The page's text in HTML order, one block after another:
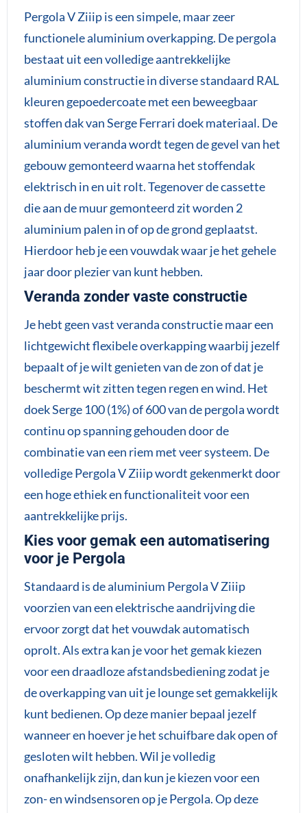
Pergola V Ziiip is een simpele, maar zeer
functionele aluminium overkapping. De pergola
bestaat uit een volledige aantrekkelijke
aluminium constructie in diverse standaard RAL
kleuren gepoedercoate met een beweegbaar
stoffen dak van Serge Ferrari doek materiaal. De
aluminium veranda wordt tegen de gevel van het
gebouw gemonteerd waarna het stoffendak
elektrisch in en uit rolt. Tegenover de cassette
die aan de muur gemonteerd zit worden 2
aluminium palen in of op de grond geplaatst.
Hierdoor heb je een vouwdak waar je het gehele
jaar door plezier van kunt hebben.
Veranda zonder vaste constructie
Je hebt geen vast veranda constructie maar een
lichtgewicht flexibele overkapping waarbij jezelf
bepaalt of je wilt genieten van de zon of dat je
beschermt wit zitten tegen regen en wind. Het
doek Serge 100 (1%) of 600 van de pergola wordt
continu op spanning gehouden door de
combinatie van een riem met veer systeem. De
volledige Pergola V Ziiip wordt gekenmerkt door
een hoge ethiek en functionaliteit voor een
aantrekkelijke prijs.
Kies voor gemak een automatisering
voor je Pergola
Standaard is de aluminium Pergola V Ziiip
voorzien van een elektrische aandrijving die
ervoor zorgt dat het vouwdak automatisch
oprolt. Als extra kan je voor het gemak kiezen
voor een draadloze afstandsbediening zodat je
de overkapping van uit je lounge set gemakkelijk
kunt bedienen. Op deze manier bepaal jezelf
wanneer en hoever je het schuifbare dak open of
gesloten wilt hebben. Wil je volledig
onafhankelijk zijn, dan kun je kiezen voor een
zon- en windsensoren op je Pergola. Op deze